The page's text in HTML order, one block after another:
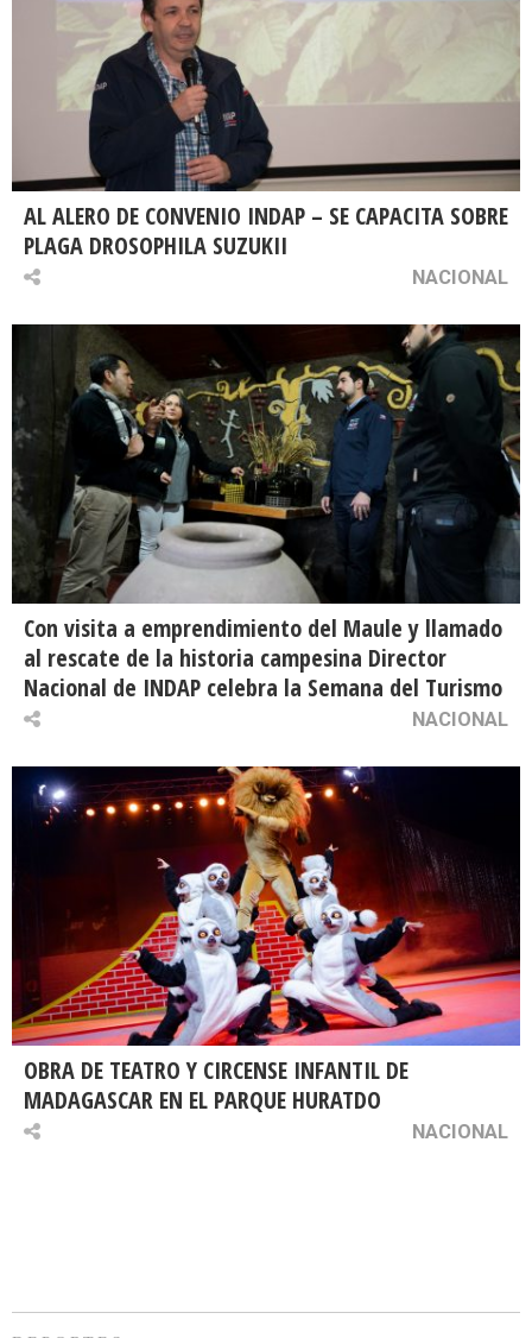
AL ALERO DE CONVENIO INDAP – SE CAPACITA SOBRE
PLAGA DROSOPHILA SUZUKII
NACIONAL
Con visita a emprendimiento del Maule y llamado
al rescate de la historia campesina Director
Nacional de INDAP celebra la Semana del Turismo
NACIONAL
OBRA DE TEATRO Y CIRCENSE INFANTIL DE
MADAGASCAR EN EL PARQUE HURATDO
NACIONAL